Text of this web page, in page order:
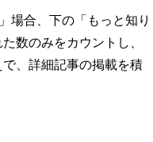
場合、下の「もっと知り
数のみをカウントし、
、詳細記事の掲載を積